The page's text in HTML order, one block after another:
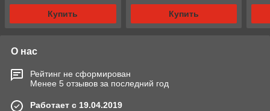
Купить Купить
О нас
Рейтинг не сформирован
Менее 5 отзывов за последний год
Работает с 19.04.2019